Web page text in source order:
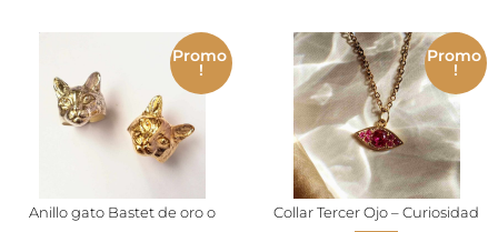
Anillo gato Bastet de oro o
Promo
!
Collar Tercer Ojo – Curiosidad
Promo
!